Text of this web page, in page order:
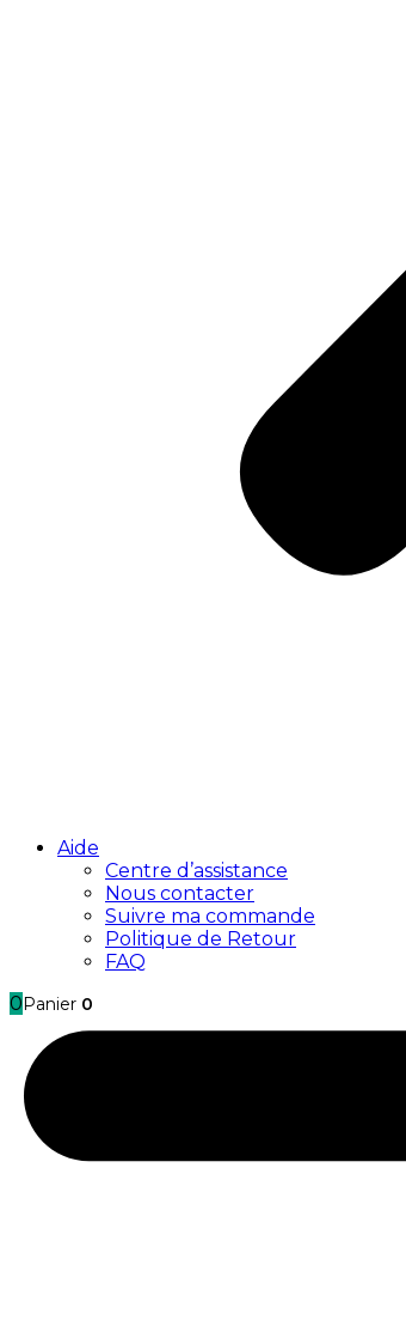
Aide
Centre d’assistance
Nous contacter
Suivre ma commande
Politique de Retour
FAQ
0 Panier 0